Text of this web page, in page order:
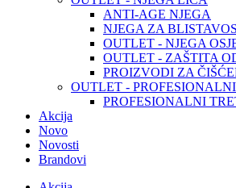
ANTI-AGE NJEGA
NJEGA ZA
OUTLET - NJEGA
OUTLET - ZAŠTITA
PROIZVODI ZA
OUTLET -
PROFESIONALNI
Akcija
Novo
Novosti
Brandovi